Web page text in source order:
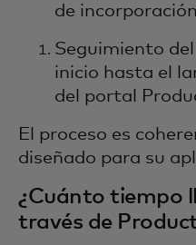
de
Seguimiento del
inicio hasta el
del portal
El proceso es
diseñado para su
¿Cuánto tiempo
través de